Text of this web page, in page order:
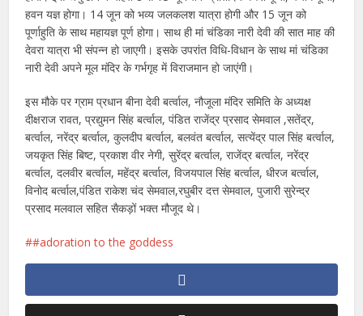
हवन यज्ञ होगा। 14 जून को भव्य जलकलश यात्रा होगी और 15 जून को
पूर्णाहुति के साथ महायज्ञ पूर्ण होगा। साथ ही मां चंडिका नारी देवी की सात माह की
देवरा यात्रा भी संपन्न हो जाएगी। इसके उपरांत वि​धि-विधान के साथ मां चंडिका
नारी देवी अपने मूल मंदिर के गर्भगृह में विराजमान हो जाएंगी।
इस मौके पर ग्राम प्रधान बीना देवी बर्त्वाल, नौजूला मंदिर समिति के अध्यक्ष
दीक्षराज रावत, प्रद्युमन सिंह बर्त्वाल, पंडित राजेंद्र प्रसाद सेमवाल ,सतेंद्र,
बर्त्वाल, नरेंद्र बर्त्वाल, कुलदीप बर्त्वाल, बलवंत बर्त्वाल, सत्येंद्र पाल सिंह बर्त्वाल,
जयकृत सिंह बिष्ट, प्रकाश वीर नेगी, सुरेंद्र बर्त्वाल, राजेंद्र बर्त्वाल, नरेंद्र
बर्त्वाल, दलवीर बर्त्वाल, महेंद्र बर्त्वाल, विजयपाल सिंह बर्त्वाल, धीरज बर्त्वाल,
विनोद बर्त्वाल,पंडित राकेश चंद सेमवाल,रघुबीर दत्त सेमवाल, पुजारी सुरेन्द्र
प्रसाद मलवाल सहित सैकड़ों भक्त मौजूद थे।
#adoration to the goddess